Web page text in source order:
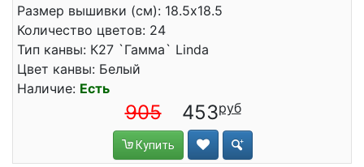
Размер вышивки (см): 18.5x18.5
Количество цветов: 24
Тип канвы: К27 `Гамма` Linda
Цвет канвы: Белый
Наличие: Есть
905 453
Купить